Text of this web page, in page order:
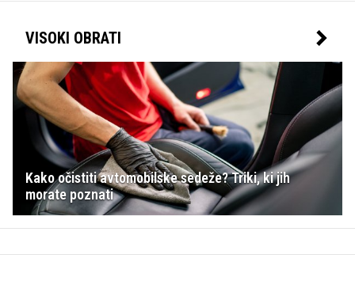
VISOKI OBRATI
Kako očistiti avtomobilske sedeže? Triki, ki jih
morate poznati